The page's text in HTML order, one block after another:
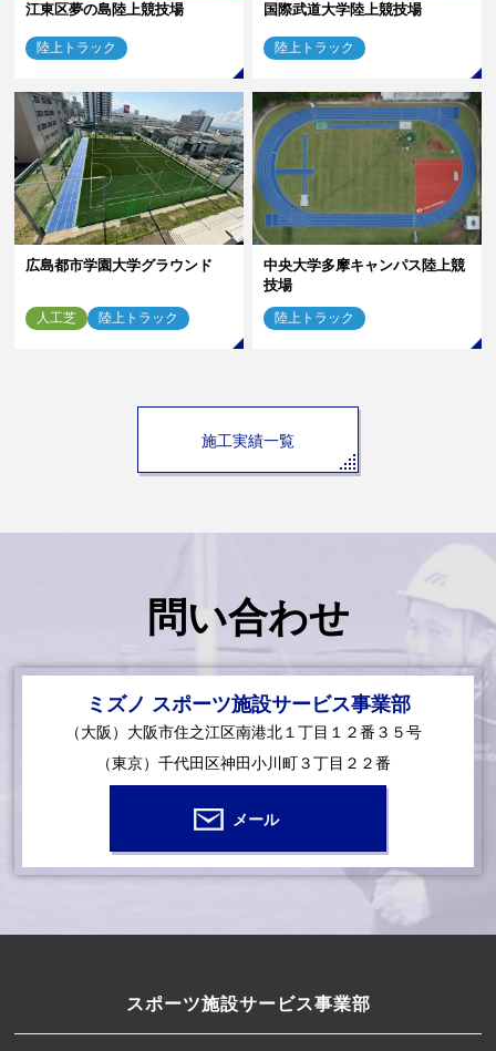
江東区夢の島陸上競技場
陸上トラック
国際武道大学陸上競技場
陸上トラック
広島都市学園大学グラウンド
人工芝 陸上トラック
中央大学多摩キャンパス陸上競
技場
陸上トラック
施工実績一覧
問い合わせ
ミズノ スポーツ施設サービス事業部
（大阪）大阪市住之江区南港北１丁目１２番３５号
（東京）千代田区神田小川町３丁目２２番
メール
スポーツ施設サービス事業部